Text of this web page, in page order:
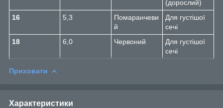
(дорослий)
16
5,3
Помаранчеви
й
Для густішої
сечі
18
6,0 Червоний
Для густішої
сечі
Приховати
Характеристики